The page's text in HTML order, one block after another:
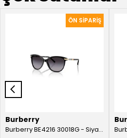
Burberry
Burberry BE4216 30018G - Siyah Kadın Güneş Gözlüğü